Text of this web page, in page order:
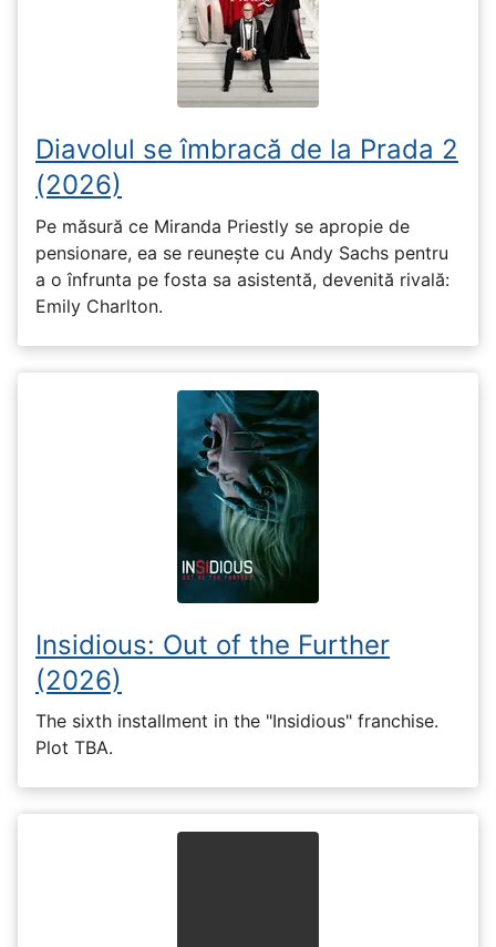
Diavolul se îmbracă de la Prada 2
(2026)
Pe măsură ce Miranda Priestly se apropie de
pensionare, ea se reunește cu Andy Sachs pentru
a o înfrunta pe fosta sa asistentă, devenită rivală:
Emily Charlton.
Insidious: Out of the Further
(2026)
The sixth installment in the "Insidious" franchise.
Plot TBA.